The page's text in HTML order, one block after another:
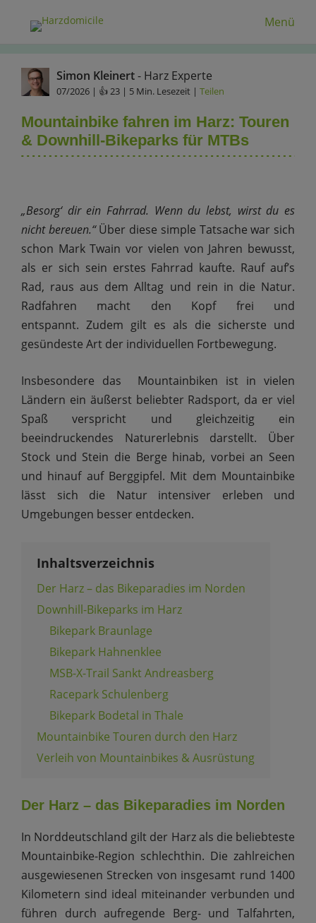
Menü
Simon Kleinert- Harz Experte
07/2026 | 👍 23 | 5 Min. Lesezeit | Teilen
Mountainbike fahren im Harz: Touren
& Downhill-Bikeparks für MTBs
„Besorg‘ dir ein Fahrrad. Wenn du lebst, wirst du es
nicht bereuen.“Über diese simple Tatsache war sich
schon Mark Twain vor vielen von Jahren bewusst,
als er sich sein erstes Fahrrad kaufte. Rauf auf’s
Rad, raus aus dem Alltag und rein in die Natur.
Radfahren macht den Kopf frei und
entspannt. Zudem gilt es als die sicherste und
gesündeste Art der individuellen Fortbewegung.
Insbesondere das Mountainbiken ist in vielen
Ländern ein äußerst beliebter Radsport, da er viel
Spaß verspricht und gleichzeitig ein
beeindruckendes Naturerlebnis darstellt. Über
Stock und Stein die Berge hinab, vorbei an Seen
und hinauf auf Berggipfel. Mit dem Mountainbike
lässt sich die Natur intensiver erleben und
Umgebungen besser entdecken.
Inhaltsverzeichnis
Der Harz – das Bikeparadies im Norden
Downhill-Bikeparks im Harz
Bikepark Braunlage
Bikepark Hahnenklee
MSB-X-Trail Sankt Andreasberg
Racepark Schulenberg
Bikepark Bodetal in Thale
Mountainbike Touren durch den Harz
Verleih von Mountainbikes & Ausrüstung
Der Harz – das Bikeparadies im Norden
In Norddeutschland gilt der Harz als die beliebteste
Mountainbike-Region schlechthin. Die zahlreichen
ausgewiesenen Strecken von insgesamt rund 1400
Kilometern sind ideal miteinander verbunden und
führen durch aufregende Berg- und Talfahrten,